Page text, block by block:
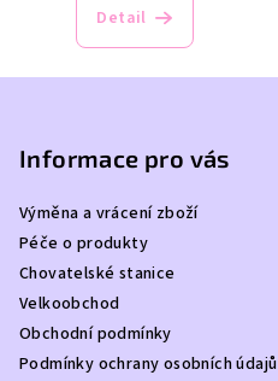
Detail
Informace pro vás
Výměna a vrácení zboží
Péče o produkty
Chovatelské stanice
Velkoobchod
Obchodní podmínky
Podmínky ochrany osobních údajů